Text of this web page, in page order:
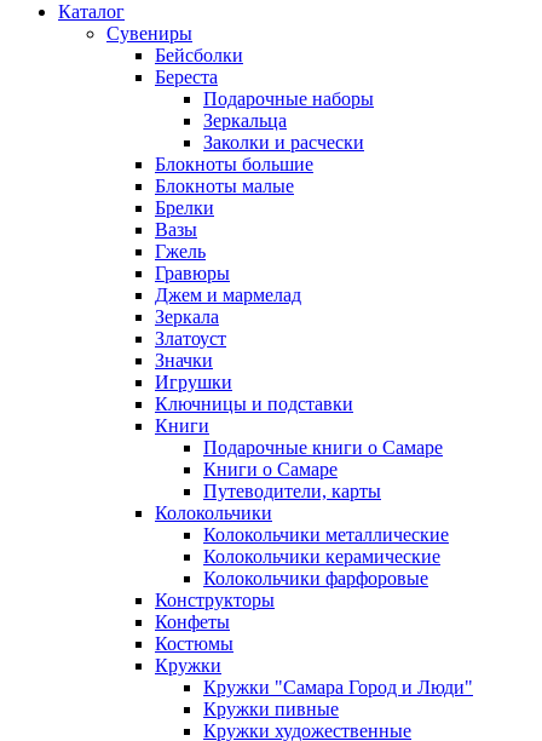
Каталог
Сувениры
Бейсболки
Береста
Подарочные наборы
Зеркальца
Заколки и расчески
Блокноты большие
Блокноты малые
Брелки
Вазы
Гжель
Гравюры
Джем и мармелад
Зеркала
Златоуст
Значки
Игрушки
Ключницы и подставки
Книги
Подарочные книги о Самаре
Книги о Самаре
Путеводители, карты
Колокольчики
Колокольчики металлические
Колокольчики керамические
Колокольчики фарфоровые
Конструкторы
Конфеты
Костюмы
Кружки
Кружки "Самара Город и Люди"
Кружки пивные
Кружки художественные